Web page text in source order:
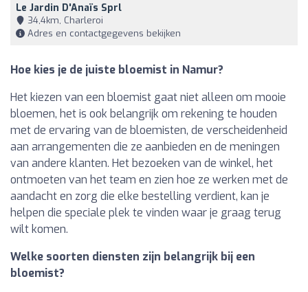
Le Jardin D'Anaïs Sprl
34,4km, Charleroi
Adres en contactgegevens bekijken
Hoe kies je de juiste bloemist in Namur?
Het kiezen van een bloemist gaat niet alleen om mooie
bloemen, het is ook belangrijk om rekening te houden
met de ervaring van de bloemisten, de verscheidenheid
aan arrangementen die ze aanbieden en de meningen
van andere klanten. Het bezoeken van de winkel, het
ontmoeten van het team en zien hoe ze werken met de
aandacht en zorg die elke bestelling verdient, kan je
helpen die speciale plek te vinden waar je graag terug
wilt komen.
Welke soorten diensten zijn belangrijk bij een
bloemist?